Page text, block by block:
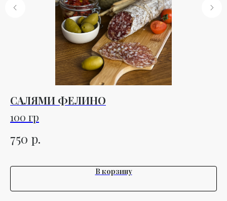
САЛЯМИ ФЕЛИНО
100 гр
750 р.
В корзину